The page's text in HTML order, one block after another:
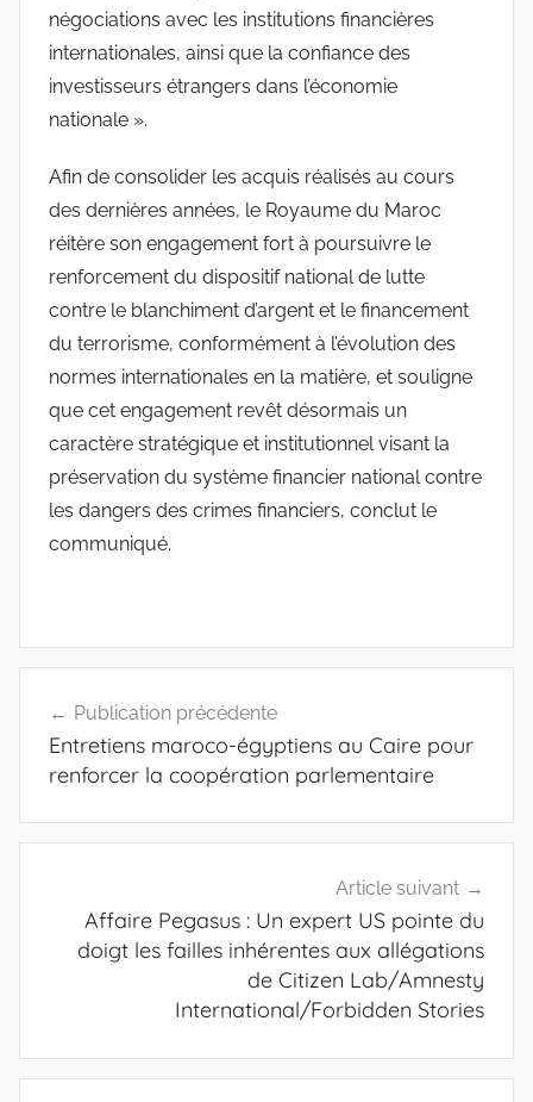
négociations avec les institutions financières
internationales, ainsi que la confiance des
investisseurs étrangers dans l’économie
nationale ».
Afin de consolider les acquis réalisés au cours
des dernières années, le Royaume du Maroc
réitère son engagement fort à poursuivre le
renforcement du dispositif national de lutte
contre le blanchiment d’argent et le financement
du terrorisme, conformément à l’évolution des
normes internationales en la matière, et souligne
que cet engagement revêt désormais un
caractère stratégique et institutionnel visant la
préservation du système financier national contre
les dangers des crimes financiers, conclut le
communiqué.
de
l’article
Publication précédente
Entretiens maroco-égyptiens au Caire pour
renforcer la coopération parlementaire
Article suivant
Affaire Pegasus : Un expert US pointe du
doigt les failles inhérentes aux allégations
de Citizen Lab/Amnesty
International/Forbidden Stories